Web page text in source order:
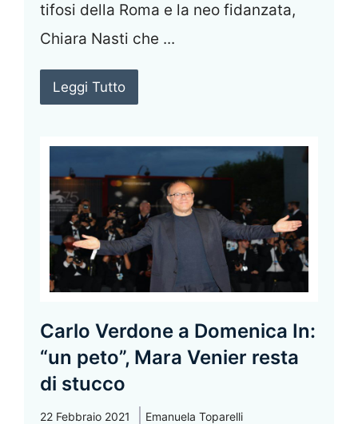
tifosi della Roma e la neo fidanzata,
Chiara Nasti che ...
Leggi Tutto
Carlo Verdone a Domenica In:
“un peto”, Mara Venier resta
di stucco
22 Febbraio 2021 Emanuela Toparelli